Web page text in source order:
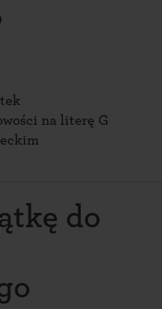
na literę G
do